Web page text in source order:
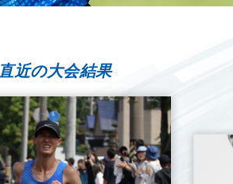
直近の大会結果